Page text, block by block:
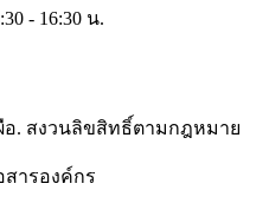
- 16:30 น.
อ. สงวนลิขสิทธิ์ตามกฎหมาย
ารองค์กร